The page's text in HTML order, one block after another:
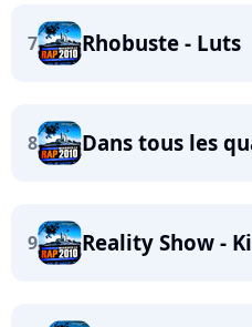
7 Rhobuste - Luts
8 Dans tous les
9 Reality Show -